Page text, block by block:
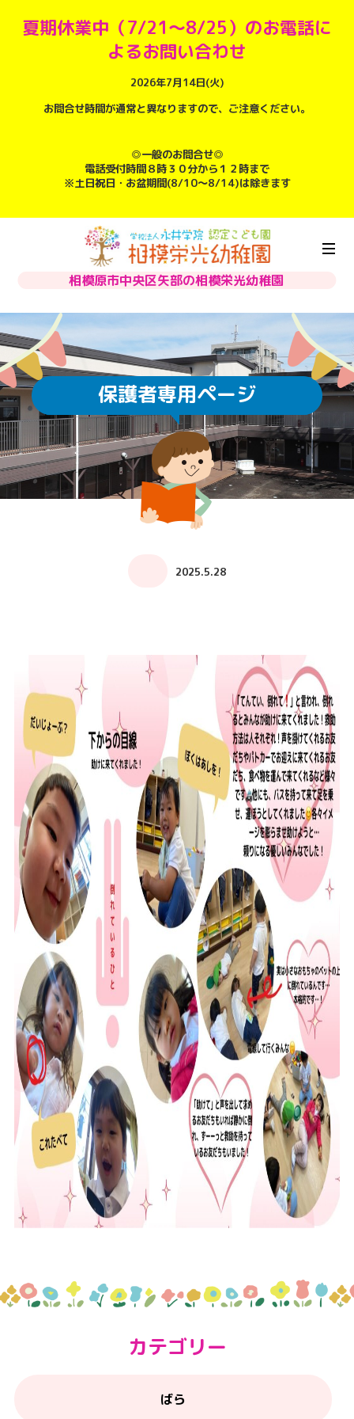
夏期休業中（7/21～8/25）のお電話に
よるお問い合わせ
2026年7月14日(火)
お問合せ時間が通常と異なりますので、ご注意ください。
◎一般のお問合せ◎
電話受付時間８時３０分から１２時まで
※土日祝日・お盆期間(8/10～8/14)は除きます
相模原市中央区矢部の相模栄光幼稚園
保護者専用ページ
2025.5.28
カテゴリー
ばら